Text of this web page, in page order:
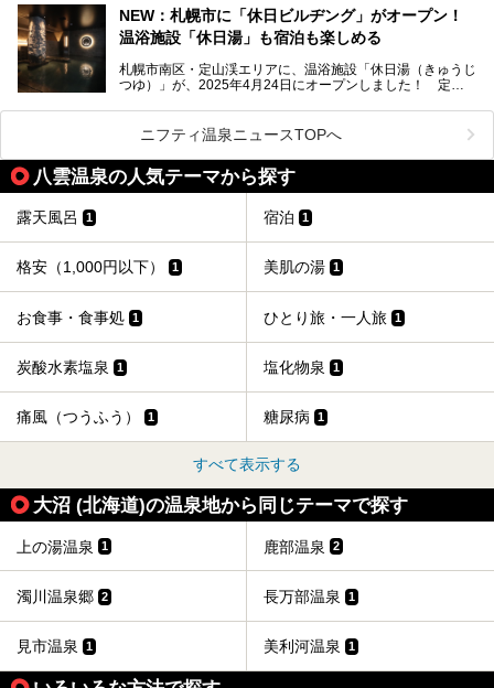
豊かな登別温泉とは対照的な存在で、今も湯治場的な要素が
残る閑静な温泉地です。
地体験し、カルルス温泉をご紹介。温泉地の概要や泉質解説
をはじめ、日帰り入浴可能な全３施設の紹介・周辺観光・ア
NEW：札幌市に「休日ビルヂング」がオープン！
温浴施設「休日湯」も宿泊も楽しめる
札幌市南区・定山渓エリアに、温浴施設「休日湯（きゅうじ
つゆ）」が、2025年4月24日にオープンしました！ 定山
この施設は、温泉・サウナの「休日湯」・ラウンジの「THE
LOUNGE DAYOF」・グルメ「休日洋麺店」・ホテル「エク
スクラメーションホテル」で構成された、まさに大人の癒し
空間。
今回は、そんな「休日ビルヂング」の魅力を5つのポイント
ニフティ温泉ニュースTOPへ
八雲温泉の人気テーマから探す
露天風呂 1 宿泊 1
格安（1,000円以下） 1 美肌の湯 1
お食事・食事処 1 ひとり旅・一人旅 1
炭酸水素塩泉 1 塩化物泉 1
痛風（つうふう） 1 糖尿病 1
すべて表示する
大沼 (北海道)の温泉地から同じテーマで探す
上の湯温泉 1 鹿部温泉 2
濁川温泉郷 2 長万部温泉 1
見市温泉 1 美利河温泉 1